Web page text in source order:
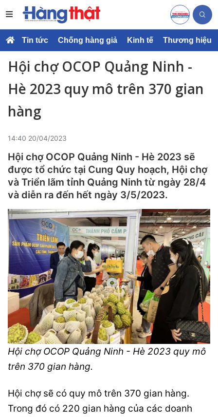
Tin tức Chống hàng giả Kinh tế Thương hiệu
Hội chợ OCOP Quảng Ninh -
Hè 2023 quy mô trên 370 gian
hàng
14:40 20/04/2023
Hội chợ OCOP Quảng Ninh - Hè 2023 sẽ
được tổ chức tại Cung Quy hoạch, Hội chợ
và Triển lãm tỉnh Quảng Ninh từ ngày 28/4
và diễn ra đến hết ngày 3/5/2023.
Hội chợ OCOP Quảng Ninh - Hè 2023 quy mô
trên 370 gian hàng.
Hội chợ sẽ có quy mô trên 370 gian hàng.
Trong đó có 220 gian hàng của các doanh